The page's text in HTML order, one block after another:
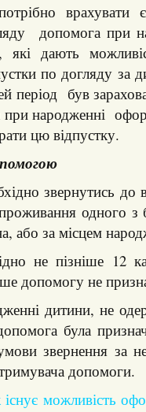
допомога при
дають
по догляду за
період був
народженні
цю відпустку.
звернутись до
одного з
або за місцем
не пізніше 12
допомогу не
дитини, не
була
звернення за
допомоги.
можливість